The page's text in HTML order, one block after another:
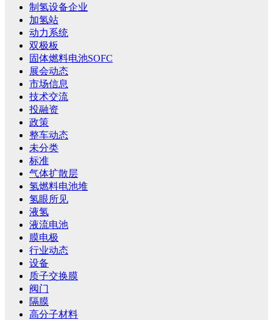
制氢设备企业
加氢站
动力系统
双极板
固体燃料电池SOFC
展会动态
市场信息
技术交流
投融资
政策
整车动态
未分类
标准
气体扩散层
氢燃料电池堆
氢眼所见
液氢
液流电池
膜电极
行业动态
设备
质子交换膜
阀门
隔膜
高分子材料